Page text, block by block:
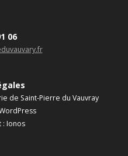
06
de Saint-Pierre du Vauvray
Ionos